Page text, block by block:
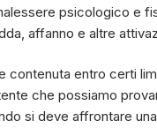
psicologico e
affanno e altre
contenuta entro certi
che possiamo
si deve affrontare